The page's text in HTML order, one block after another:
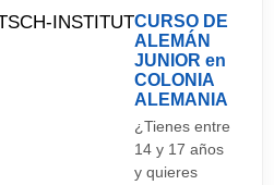
CURSO DE
ALEMÁN
JUNIOR en
COLONIA
ALEMANIA
¿Tienes entre
14 y 17 años
y quieres